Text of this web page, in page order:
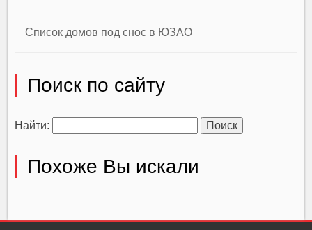
Список домов под снос в ЮЗАО
Поиск по сайту
Найти:
Похоже Вы искали